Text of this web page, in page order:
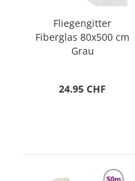
Fliegengitter
Fiberglas 80x500 cm
Grau
24.95 CHF